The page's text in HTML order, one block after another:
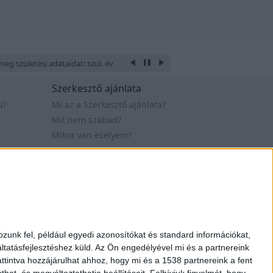
fel, például egyedi azonosítókat és standard információkat,
küld. Az Ön engedélyével mi és a partnereink
hozzájárulhat ahhoz, hogy mi és a 1538 partnereink a fent
születési adataidat: szül. éve, hónapja, napja, óra és perce, a hely ahol
Szerkesztő ajánlata
Mi az a Szerkesztő ajánlata?
Mit nem szabad?
Mikor van esélyem?
Mit kell tennem?